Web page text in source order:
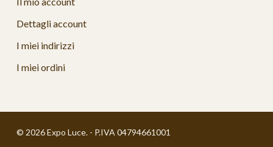
Dettagli account
I miei indirizzi
I miei ordini
© 2026 Expo Luce. - P.IVA 04794661001